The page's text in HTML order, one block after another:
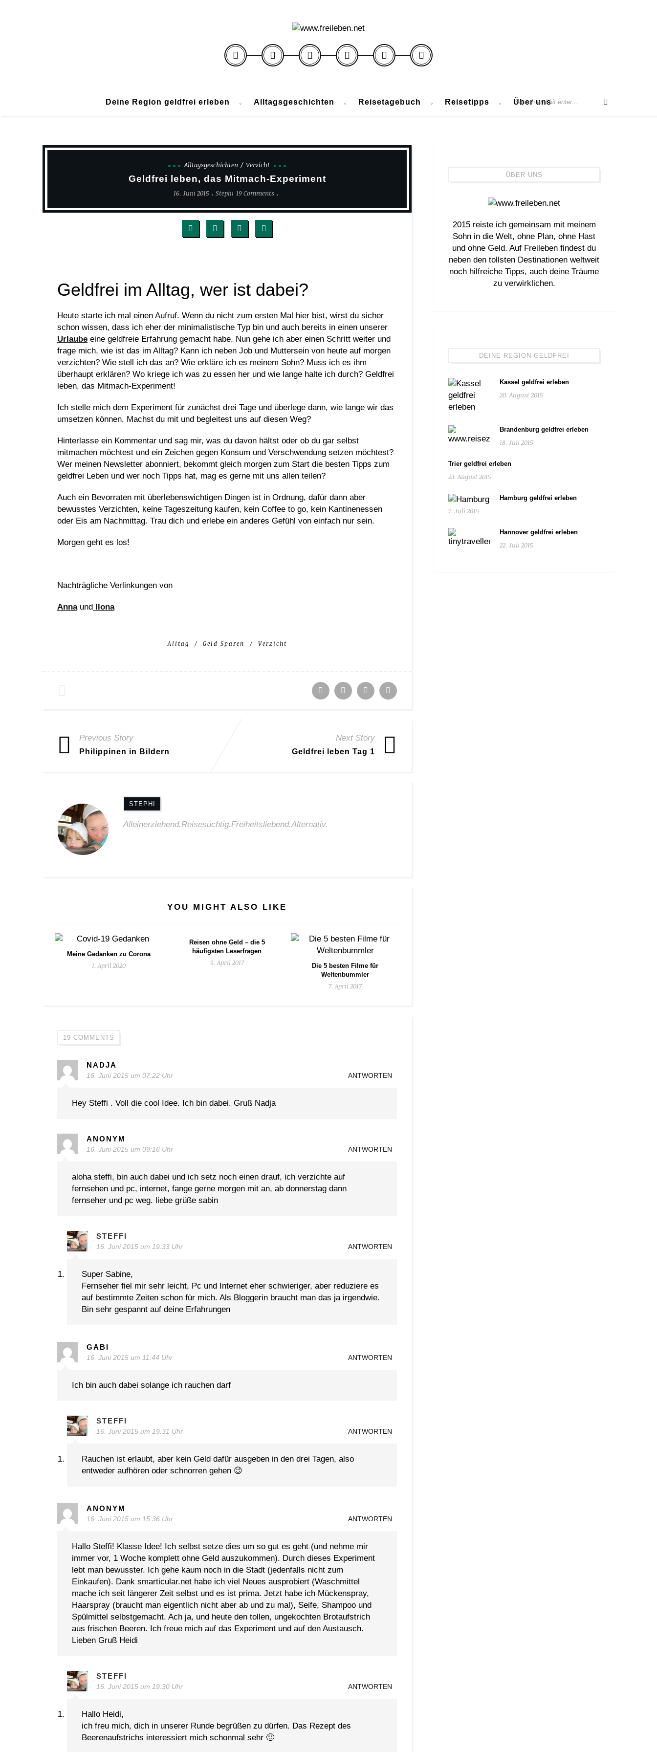
Deine Region geldfrei erleben Alltagsgeschichten Reisetagebuch Reisetipps Über uns
Alltagsgeschichten Verzicht
Geldfrei leben, das Mitmach-Experiment
16. Juni 2015 Stephi 19 Comments
Geldfrei im Alltag, wer ist dabei?
Heute starte ich mal einen Aufruf. Wenn du nicht zum ersten Mal hier bist, wirst du sicher
schon wissen, dass ich eher der minimalistische Typ bin und auch bereits in einen unserer
Urlaube eine geldfreie Erfahrung gemacht habe. Nun gehe ich aber einen Schritt weiter und
frage mich, wie ist das im Alltag? Kann ich neben Job und Muttersein von heute auf morgen
verzichten? Wie stell ich das an? Wie erkläre ich es meinem Sohn? Muss ich es ihm
überhaupt erklären? Wo kriege ich was zu essen her und wie lange halte ich durch? Geldfrei
leben, das Mitmach-Experiment!
Ich stelle mich dem Experiment für zunächst drei Tage und überlege dann, wie lange wir das
umsetzen können. Machst du mit und begleitest uns auf diesen Weg?
Hinterlasse ein Kommentar und sag mir, was du davon hältst oder ob du gar selbst
mitmachen möchtest und ein Zeichen gegen Konsum und Verschwendung setzen möchtest?
Wer meinen Newsletter abonniert, bekommt gleich morgen zum Start die besten Tipps zum
geldfrei Leben und wer noch Tipps hat, mag es gerne mit uns allen teilen?
Auch ein Bevorraten mit überlebenswichtigen Dingen ist in Ordnung, dafür dann aber
bewusstes Verzichten, keine Tageszeitung kaufen, kein Coffee to go, kein Kantinenessen
oder Eis am Nachmittag. Trau dich und erlebe ein anderes Gefühl von einfach nur sein.
Morgen geht es los!
Nachträgliche Verlinkungen von
Annaund Ilona
Alltag Geld Sparen Verzicht
Previous Story
Philippinen in Bildern
Next Story
Geldfrei leben Tag 1
STEPHI
Alleinerziehend.Reisesüchtig.Freiheitsliebend.Alternativ.
YOU MIGHT ALSO LIKE
Meine Gedanken zu Corona
1. April 2020
Reisen ohne Geld – die 5
häufigsten Leserfragen
9. April 2017
Die 5 besten Filme für
Weltenbummler
7. April 2017
19 COMMENTS
NADJA
16. Juni 2015 um 07:22 Uhr
Hey Steffi . Voll die cool Idee. Ich bin dabei. Gruß Nadja
ANTWORTEN
ANONYM
16. Juni 2015 um 09:16 Uhr
aloha steffi, bin auch dabei und ich setz noch einen drauf, ich verzichte auf
fernsehen und pc, internet, fange gerne morgen mit an, ab donnerstag dann
fernseher und pc weg. liebe grüße sabin
ANTWORTEN
STEFFI
16. Juni 2015 um 19:33 Uhr
Super Sabine,
Fernseher fiel mir sehr leicht, Pc und Internet eher schwieriger, aber reduziere es
auf bestimmte Zeiten schon für mich. Als Bloggerin braucht man das ja irgendwie.
Bin sehr gespannt auf deine Erfahrungen
ANTWORTEN
GABI
16. Juni 2015 um 11:44 Uhr
Ich bin auch dabei solange ich rauchen darf
ANTWORTEN
STEFFI
16. Juni 2015 um 19:31 Uhr
Rauchen ist erlaubt, aber kein Geld dafür ausgeben in den drei Tagen, also
entweder aufhören oder schnorren gehen 😉
ANTWORTEN
ANONYM
16. Juni 2015 um 15:36 Uhr
Hallo Steffi! Klasse Idee! Ich selbst setze dies um so gut es geht (und nehme mir
immer vor, 1 Woche komplett ohne Geld auszukommen). Durch dieses Experiment
lebt man bewusster. Ich gehe kaum noch in die Stadt (jedenfalls nicht zum
Einkaufen). Dank smarticular.net habe ich viel Neues ausprobiert (Waschmittel
mache ich seit längerer Zeit selbst und es ist prima. Jetzt habe ich Mückenspray,
Haarspray (braucht man eigentlich nicht aber ab und zu mal), Seife, Shampoo und
Spülmittel selbstgemacht. Ach ja, und heute den tollen, ungekochten Brotaufstrich
aus frischen Beeren. Ich freue mich auf das Experiment und auf den Austausch.
Lieben Gruß Heidi
ANTWORTEN
STEFFI
16. Juni 2015 um 19:30 Uhr
Hallo Heidi,
ich freu mich, dich in unserer Runde begrüßen zu dürfen. Das Rezept des
Beerenaufstrichs interessiert mich schonmal sehr 🙂
ANTWORTEN
ÜBER UNS
2015 reiste ich gemeinsam mit meinem
Sohn in die Welt, ohne Plan, ohne Hast
und ohne Geld. Auf Freileben findest du
neben den tollsten Destinationen weltweit
noch hilfreiche Tipps, auch deine Träume
zu verwirklichen.
DEINE REGION GELDFREI
Kassel geldfrei erleben
20. August 2015
Brandenburg geldfrei erleben
18. Juli 2015
Trier geldfrei erleben
23. August 2015
Hamburg geldfrei erleben
7. Juli 2015
Hannover geldfrei erleben
22. Juli 2015